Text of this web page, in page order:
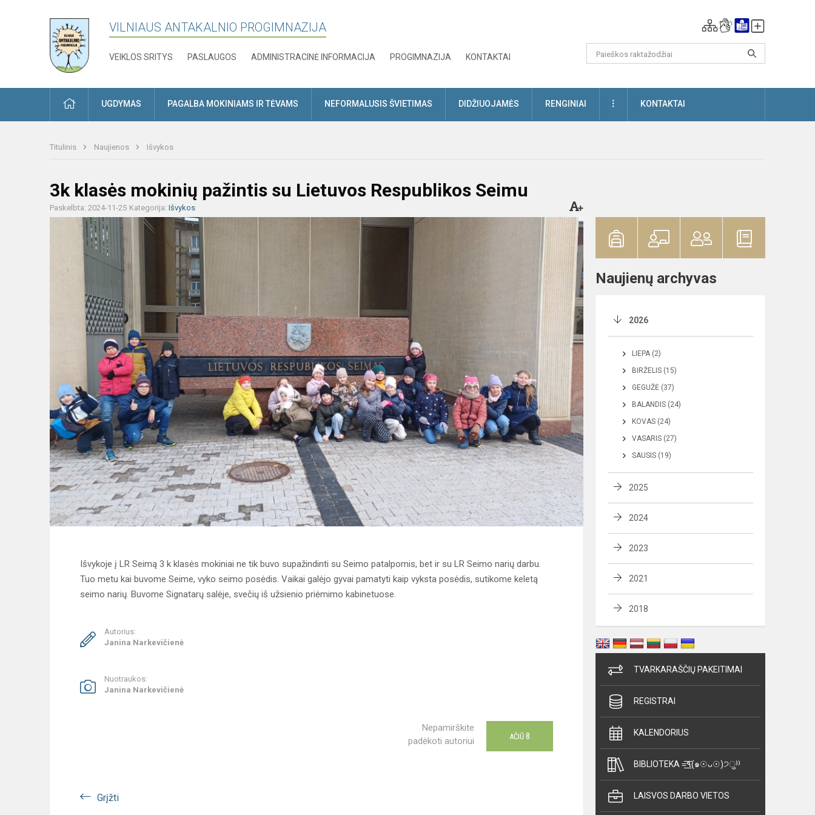
VILNIAUS ANTAKALNIO PROGIMNAZIJA
VEIKLOS SRITYS PASLAUGOS ADMINISTRACINĖ INFORMACIJA PROGIMNAZIJA KONTAKTAI
PRADŽIAUGDYMAS PAGALBA MOKINIAMS IR TĖVAMS NEFORMALUSIS ŠVIETIMAS DIDŽIUOJAMĖS RENGINIAI DAUGIAUKONTAKTAI
Titulinis Naujienos Išvykos
3k klasės mokinių pažintis su Lietuvos Respublikos Seimu
Paskelbta: 2024-11-25 Kategorija: Išvykos
Išvykoje į LR Seimą 3 k klasės mokiniai ne tik buvo supažindinti su Seimo patalpomis, bet ir su LR Seimo narių darbu.
Tuo metu kai buvome Seime, vyko seimo posėdis. Vaikai galėjo gyvai pamatyti kaip vyksta posėdis, sutikome keletą
seimo narių. Buvome Signatarų salėje, svečių iš užsienio priėmimo kabinetuose.
Autorius:
Janina Narkevičienė
Nuotraukos:
Janina Narkevičienė
Nepamirškite
padėkoti autoriui
AČIŪ 8
Grįžti
Naujienų archyvas
2026
LIEPA (2)
BIRŽELIS (15)
GEGUŽĖ (37)
BALANDIS (24)
KOVAS (24)
VASARIS (27)
SAUSIS (19)
2025
2024
2023
2021
2018
TVARKARAŠČIŲ PAKEITIMAI
REGISTRAI
KALENDORIUS
BIBLIOTEKA =͟͟͞͞٩(๑☉ᴗ☉)੭ु⁾⁾
LAISVOS DARBO VIETOS